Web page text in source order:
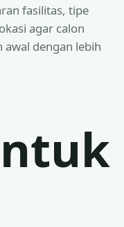
fasilitas, tipe
agar calon
dengan lebih